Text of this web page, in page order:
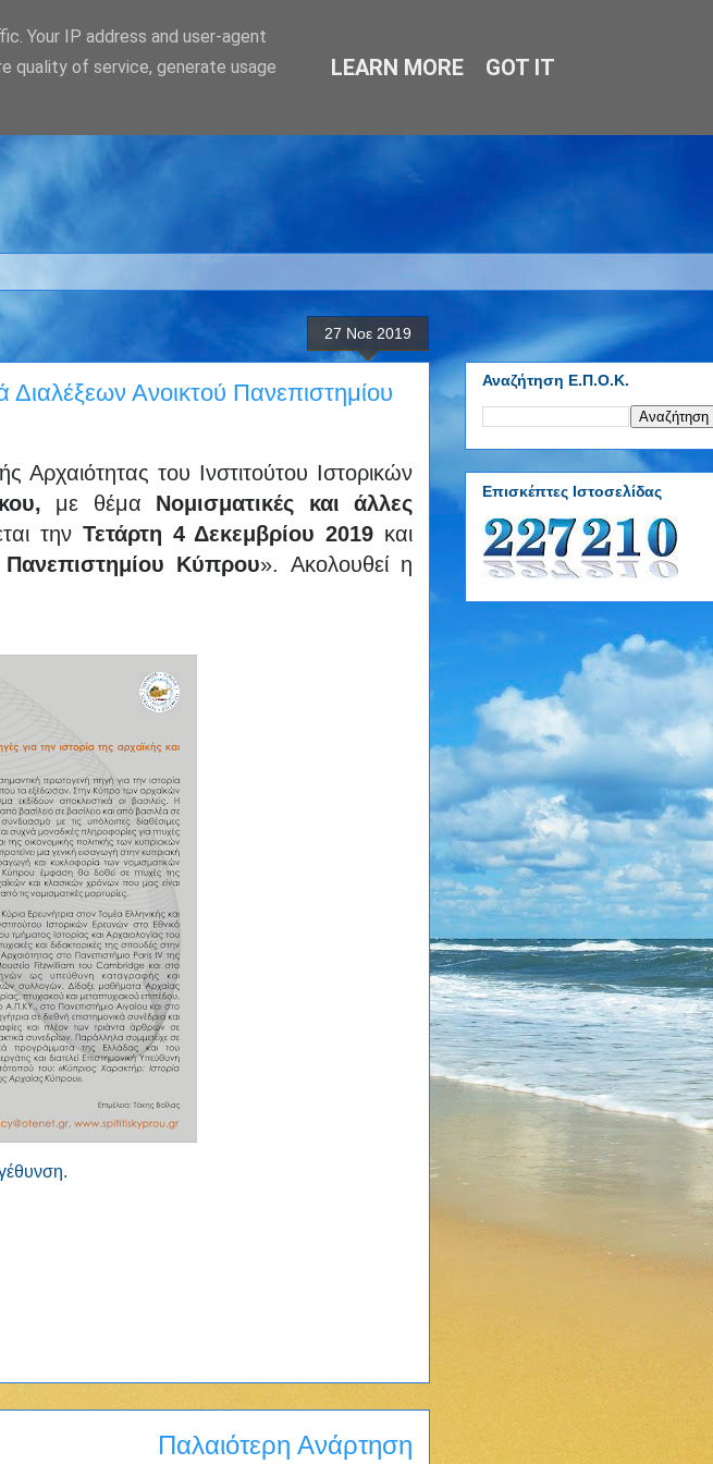
27 Νοε 2019
Ανοικτού Πανεπιστημίου
του Ινστιτούτου Ιστορικών
με θέμα Νομισματικές και άλλες
την Τετάρτη 4 Δεκεμβρίου 2019 και
Πανεπιστημίου Κύπρου». Ακολουθεί η
Παλαιότερη Ανάρτηση
Αναζήτηση Ε.Π.Ο.Κ.
Επισκέπτες Ιστοσελίδας
Your IP address and user-agent
quality of service, generate usage
LEARN MORE GOT IT